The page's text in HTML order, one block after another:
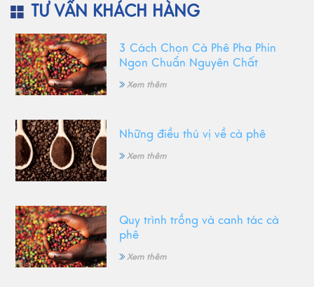
TƯ VẤN KHÁCH HÀNG
3 Cách Chọn Cà Phê Pha Phin
Ngon Chuẩn Nguyên Chất
Xem thêm
Những điều thú vị về cà phê
Xem thêm
Quy trình trồng và canh tác cà
phê
Xem thêm